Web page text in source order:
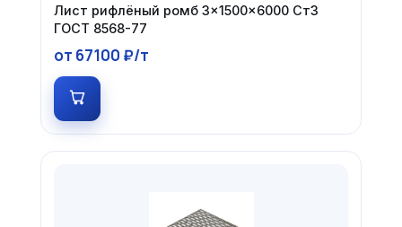
Лист рифлёный ромб 3×1500×6000 Ст3
ГОСТ 8568-77
от 67100 ₽/т